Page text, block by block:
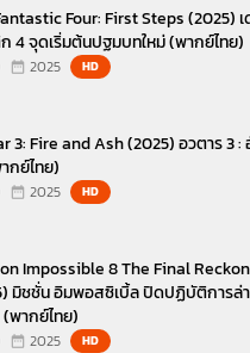
Four: First Steps (2025)
4 จุดเริ่มต้นปฐมบทใหม่ (พากย์ไทย)
2025 HD
3: Fire and Ash (2025) อวตาร 3 :
กย์ไทย)
2025 HD
Impossible 8 The Final
มิชชั่น อิมพอสซิเบิ้ล ปิดปฏิบัติการล่
พากย์ไทย)
2025 HD